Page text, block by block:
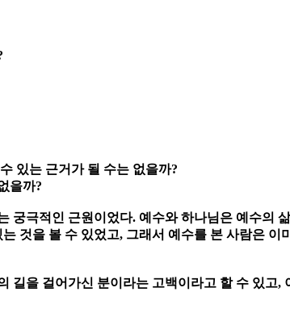
있는 근거가 될 수는 없을까?
을까?
궁극적인 근원이었다. 예수와 하나님은 예수의
것을 볼 수 있었고, 그래서 예수를 본 사람은 이
을 걸어가신 분이라는 고백이라고 할 수 있고,